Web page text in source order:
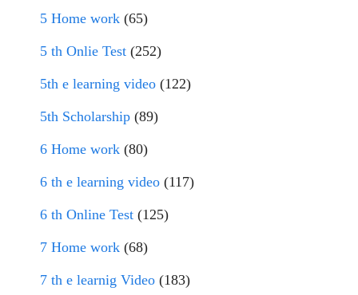
5 Home work (65)
5 th Onlie Test (252)
5th e learning video (122)
5th Scholarship (89)
6 Home work (80)
6 th e learning video (117)
6 th Online Test (125)
7 Home work (68)
7 th e learnig Video (183)